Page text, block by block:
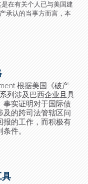
在有关个人已与美国建
承认的当事方而言，本
根据美国《破产
列涉及巴西企业且具
事实证明对于国际债
及的跨司法管辖区问
报的工作，而积极有
件。
具